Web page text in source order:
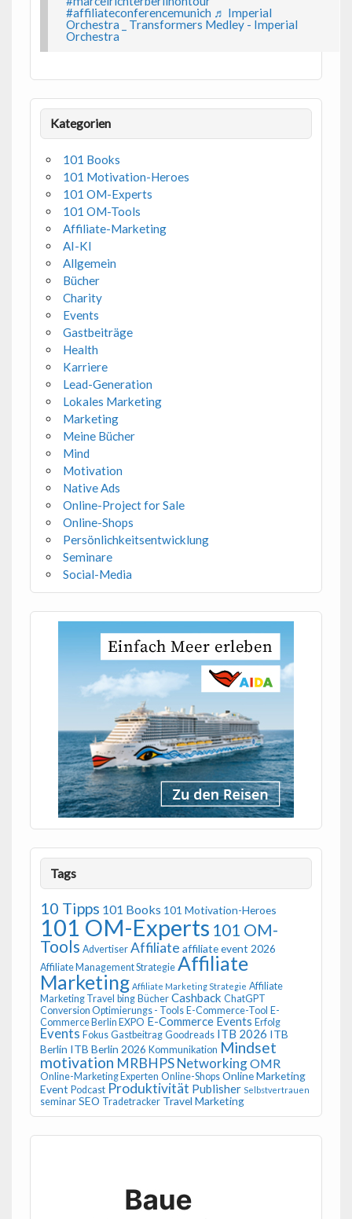
#affiliateconferencemunich ♬ Imperial
Orchestra _ Transformers Medley - Imperial
Orchestra
Kategorien
101 Books
101 Motivation-Heroes
101 OM-Experts
101 OM-Tools
Affiliate-Marketing
AI-KI
Allgemein
Bücher
Charity
Events
Gastbeiträge
Health
Karriere
Lead-Generation
Lokales Marketing
Marketing
Meine Bücher
Mind
Motivation
Native Ads
Online-Project for Sale
Online-Shops
Persönlichkeitsentwicklung
Seminare
Social-Media
Tags
10 Tipps 101 Books 101 Motivation-Heroes
101 OM-Experts 101 OM-
Tools Advertiser Affiliate affiliate event 2026
Affiliate Management Strategie Affiliate
Marketing Affiliate Marketing Strategie Affiliate
Marketing Travel bing Bücher Cashback ChatGPT
Conversion Optimierungs - Tools E-Commerce-Tool E-
Commerce Berlin EXPO E-Commerce Events Erfolg
Events Fokus Gastbeitrag Goodreads ITB 2026 ITB
Berlin ITB Berlin 2026 Kommunikation Mindset
motivation MRBHPSNetworkingOMR
Online-Marketing Experten Online-Shops Online Marketing
Event Podcast Produktivität Publisher Selbstvertrauen
seminar SEO Tradetracker Travel Marketing